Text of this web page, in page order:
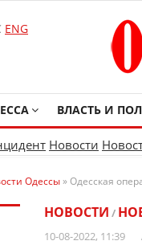
ENG
ВЛАСТЬ И
Новости
Одессы» Одесская
НОВОСТИ /
10-08-2022, 11:39